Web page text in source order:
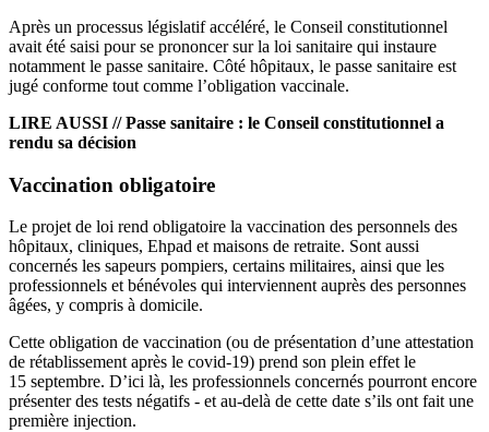
Après un processus législatif accéléré, le Conseil constitutionnel
avait été saisi pour se prononcer sur la loi sanitaire qui instaure
notamment le passe sanitaire. Côté hôpitaux, le passe sanitaire est
jugé conforme tout comme l’obligation vaccinale.
LIRE AUSSI //Passe sanitaire : le Conseil constitutionnel a
rendu sa décision
Vaccination obligatoire
Le projet de loi rend obligatoire la vaccination des personnels des
hôpitaux, cliniques, Ehpad et maisons de retraite. Sont aussi
concernés les sapeurs pompiers, certains militaires, ainsi que les
professionnels et bénévoles qui interviennent auprès des personnes
âgées, y compris à domicile.
Cette obligation de vaccination (ou de présentation d’une attestation
de rétablissement après le covid-19) prend son plein effet le
15 septembre. D’ici là, les professionnels concernés pourront encore
présenter des tests négatifs - et au-delà de cette date s’ils ont fait une
première injection.